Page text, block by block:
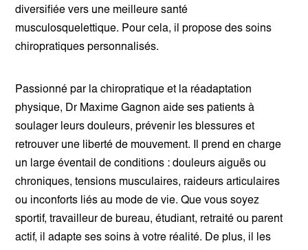
diversifiée vers une meilleure santé
musculosquelettique. Pour cela, il propose des soins
chiropratiques personnalisés.
Passionné par la chiropratique et la réadaptation
physique, Dr Maxime Gagnon aide ses patients à
soulager leurs douleurs, prévenir les blessures et
retrouver une liberté de mouvement. Il prend en charge
un large éventail de conditions : douleurs aiguës ou
chroniques, tensions musculaires, raideurs articulaires
ou inconforts liés au mode de vie. Que vous soyez
sportif, travailleur de bureau, étudiant, retraité ou parent
actif, il adapte ses soins à votre réalité. De plus, il les